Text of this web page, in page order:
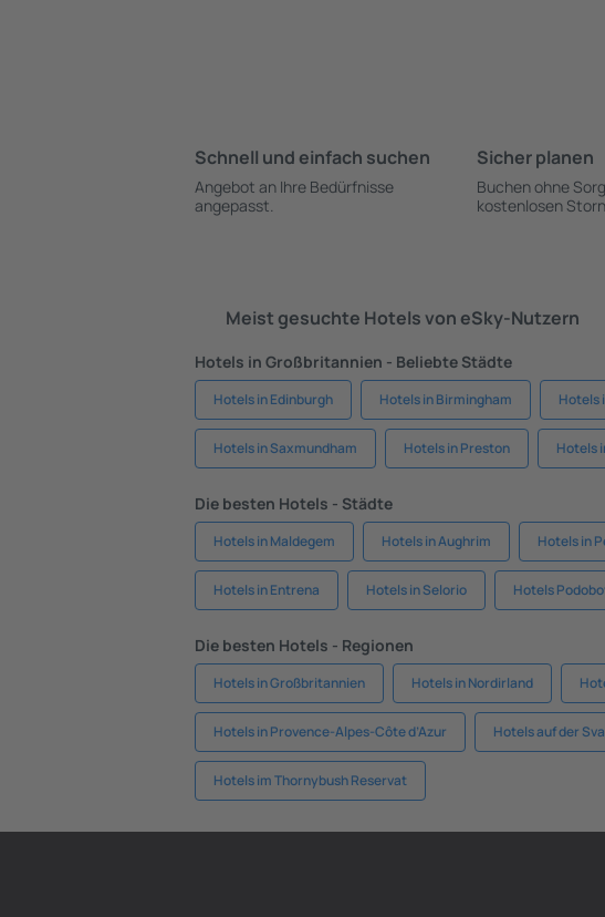
Schnell und einfach suchen
Angebot an Ihre Bedürfnisse
angepasst.
Sicher planen
Buchen ohne
kostenlosen
Meist gesuchte Hotels von eSky-Nutzern
Hotels in Großbritannien - Beliebte Städte
Hotels in Edinburgh Hotels in Birmingham Hotels
Hotels in Saxmundham Hotels in Preston Hotels
Die besten Hotels - Städte
Hotels in Maldegem Hotels in Aughrim Hotels in
Hotels in Entrena Hotels in Selorio Hotels
Die besten Hotels - Regionen
Hotels in Großbritannien Hotels in Nordirland
Hotels in Provence-Alpes-Côte d’Azur Hotels auf der
Hotels im Thornybush Reservat